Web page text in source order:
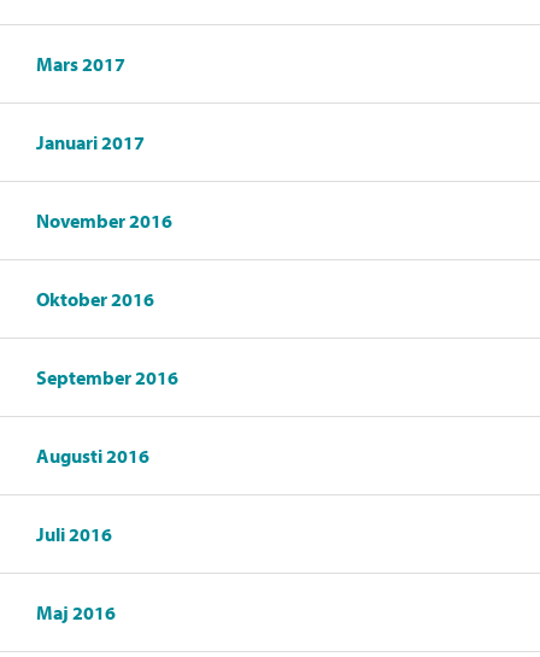
Mars 2017
Januari 2017
November 2016
Oktober 2016
September 2016
Augusti 2016
Juli 2016
Maj 2016